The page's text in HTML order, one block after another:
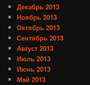
Декабрь 2013
Ноябрь 2013
Октябрь 2013
Сентябрь 2013
Август 2013
Июль 2013
Июнь 2013
Май 2013